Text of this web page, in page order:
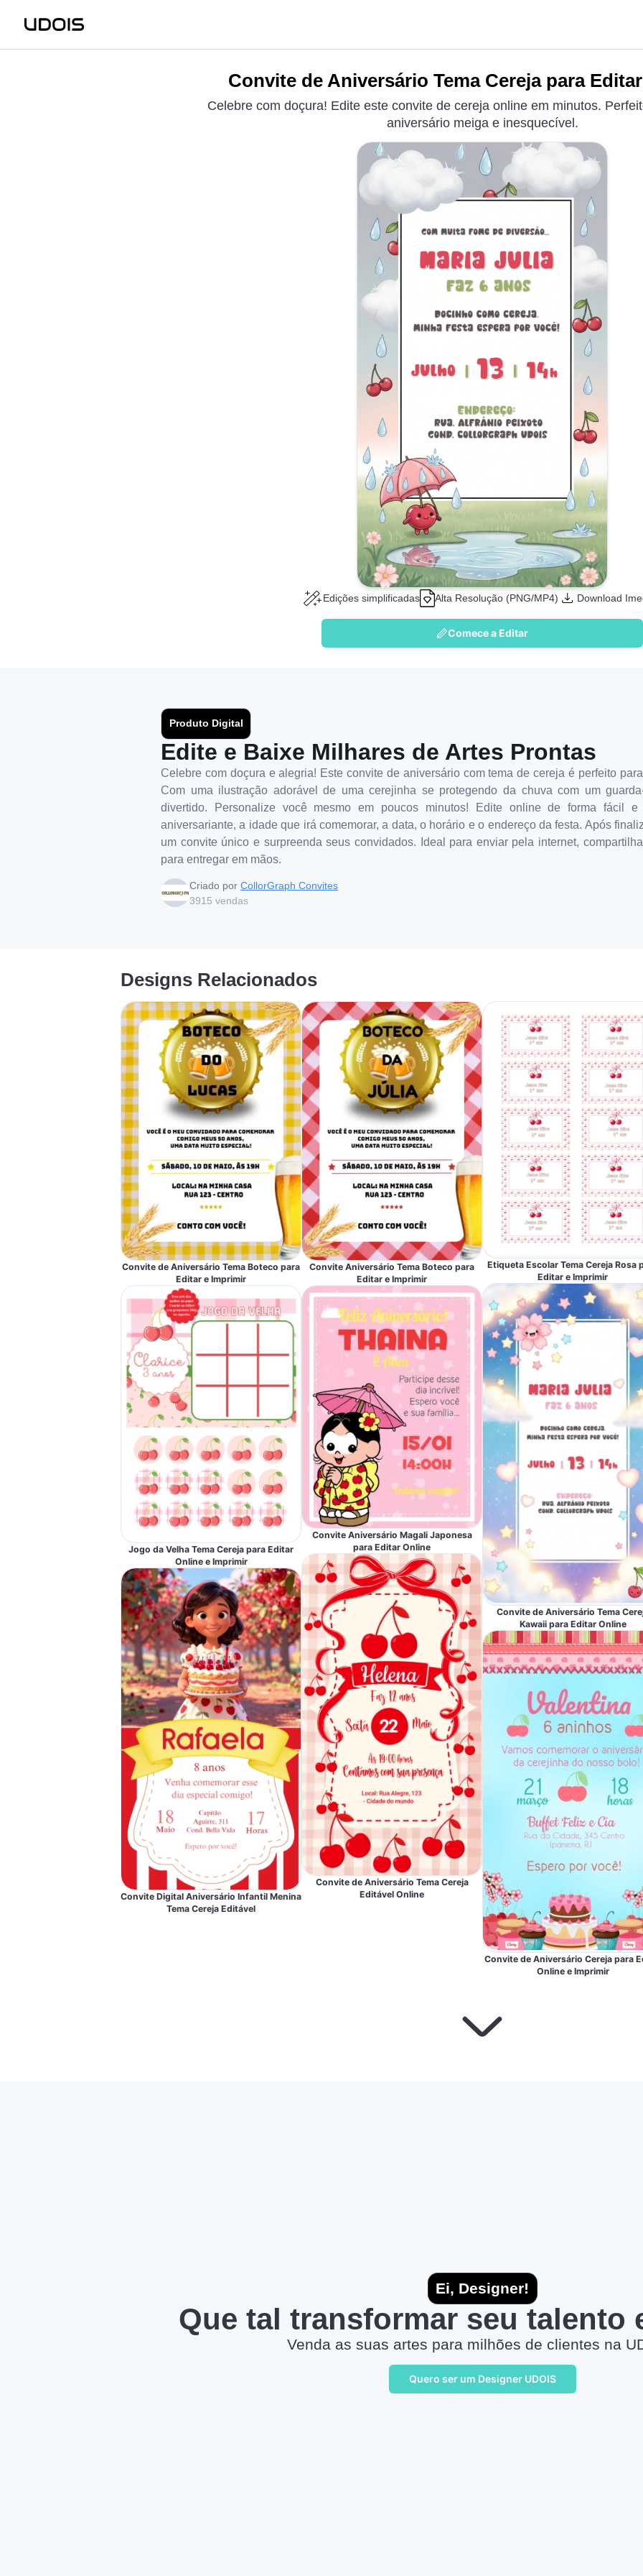
Convite de Aniversário Tema Cereja para
Celebre com doçura! Edite este convite de cereja online em minutos.
aniversário meiga e inesquecível.
Edições simplificadas Alta Resolução (PNG/MP4) Download
Comece a Editar
Produto Digital
Edite e Baixe Milhares de Artes Prontas
Celebre com doçura e alegria! Este convite de aniversário com tema de cereja é perfeito
Com uma ilustração adorável de uma cerejinha se protegendo da chuva com um
divertido. Personalize você mesmo em poucos minutos! Edite online de forma fácil
aniversariante, a idade que irá comemorar, a data, o horário e o endereço da festa. Após
um convite único e surpreenda seus convidados. Ideal para enviar pela internet,
para entregar em mãos.
Criado por CollorGraph Convites
3915 vendas
Designs Relacionados
Convite de Aniversário Tema Boteco para
Editar e Imprimir
Jogo da Velha Tema Cereja para Editar
Online e Imprimir
Convite Digital Aniversário Infantil Menina
Tema Cereja Editável
Convite Aniversário Tema Boteco para
Editar e Imprimir
Convite Aniversário Magali Japonesa
para Editar Online
Convite de Aniversário Tema Cereja
Editável Online
Etiqueta Escolar Tema Cereja Rosa
Editar e Imprimir
Convite de Aniversário Tema
Kawaii para Editar Online
Convite de Aniversário Cereja para
Online e Imprimir
Ei, Designer!
Que tal transformar seu talento
Venda as suas artes para milhões de clientes na
Quero ser um Designer UDOIS